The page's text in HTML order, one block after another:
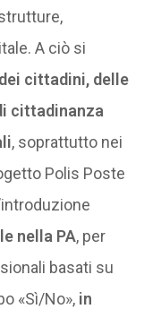
A ciò si
cittadini, delle
cittadinanza
, soprattutto nei
Polis Poste
nella PA, per
basati su
«Sì/No», in